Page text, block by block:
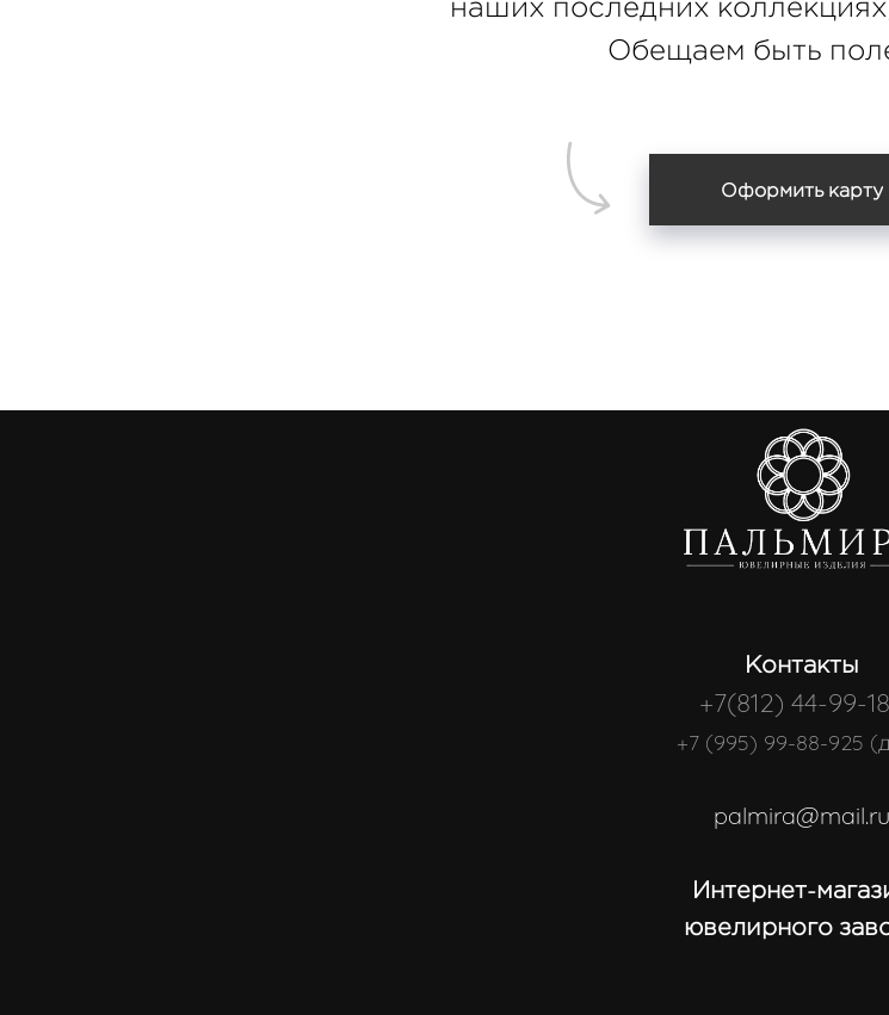
Обещаем быть
Оформить карту
Контакты
+7(812) 44-99-
+7 (995) 99-88-925
palmira@mail.ru
Интернет-
ювелирного